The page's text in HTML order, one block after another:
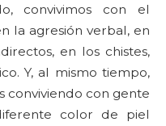
convivimos con el
la agresión verbal, en
en los chistes,
Y, al mismo tiempo,
conviviendo con gente
color de piel